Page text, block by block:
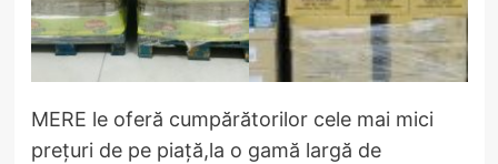
MERE le oferă cumpărătorilor cele mai mici
prețuri de pe piață,la o gamă largă de